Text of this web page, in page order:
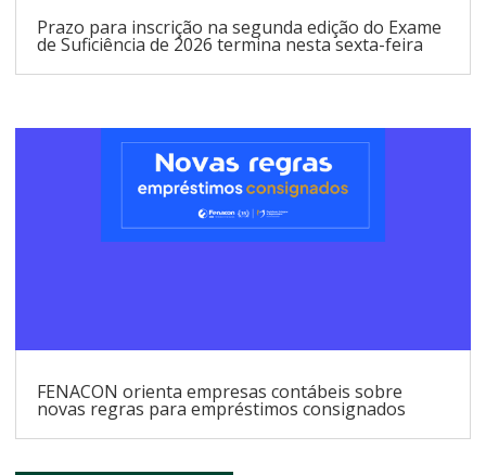
Prazo para inscrição na segunda edição do Exame
de Suficiência de 2026 termina nesta sexta-feira
FENACON orienta empresas contábeis sobre
novas regras para empréstimos consignados